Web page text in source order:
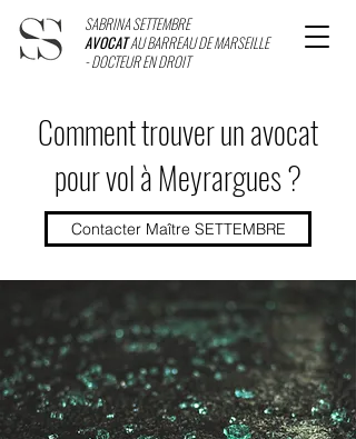
SABRINA SETTEMBRE
AVOCATAU BARREAU DE MARSEILLE
- DOCTEUR EN DROIT
Comment trouver un avocat
pour vol à Meyrargues ?
Contacter Maître SETTEMBRE